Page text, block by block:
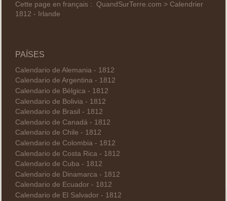
Cette page en français : QuandSurTerre.com > Calendrier
1812 - Irlande
PAÍSES
Calendario de Alemania - 1812
Calendario de Argentina - 1812
Calendario de Bélgica - 1812
Calendario de Bolivia - 1812
Calendario de Brasil - 1812
Calendario de Canadá - 1812
Calendario de Chile - 1812
Calendario de Colombia - 1812
Calendario de Costa Rica - 1812
Calendario de Cuba - 1812
Calendario de Dinamarca - 1812
Calendario de Ecuador - 1812
Calendario de El Salvador - 1812